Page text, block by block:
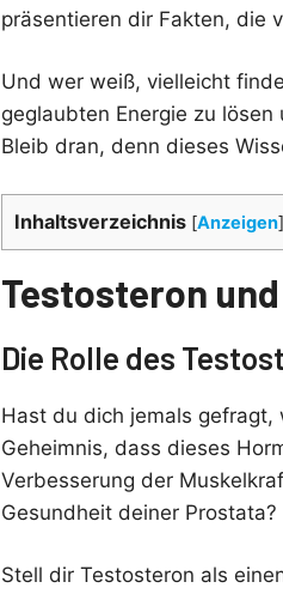
präsentieren dir Fakten, die
Und wer weiß, vielleicht
geglaubten Energie zu
Bleib dran, denn dieses
Inhaltsverzeichnis [Anzeigen]
Testosteron
Die Rolle des
Hast du dich jemals gefragt,
Geheimnis, dass dieses
Verbesserung der
Gesundheit deiner Prostata?
Stell dir Testosteron als